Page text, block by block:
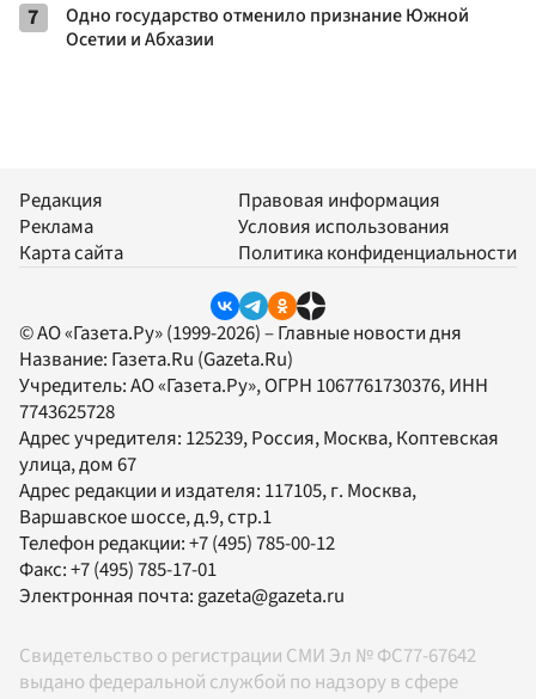
7
Одно государство отменило признание Южной
Осетии и Абхазии
Редакция
Реклама
Карта сайта
Правовая информация
Условия использования
Политика конфиденциальности
© АО «Газета.Ру» (1999-2026) – Главные новости дня
Название: Газета.Ru (Gazeta.Ru)
Учредитель:АО «Газета.Ру», ОГРН 1067761730376, ИНН
7743625728
Адрес учредителя: 125239, Россия, Москва, Коптевская
улица, дом 67
Адрес редакции и издателя: 117105, г. Москва,
Варшавское шоссе, д.9, стр.1
Телефон редакции:+7 (495) 785-00-12
Факс:+7 (495) 785-17-01
Электронная почта: gazeta@gazeta.ru
Свидетельство о регистрации СМИ Эл № ФС77-67642
выдано федеральной службой по надзору в сфере